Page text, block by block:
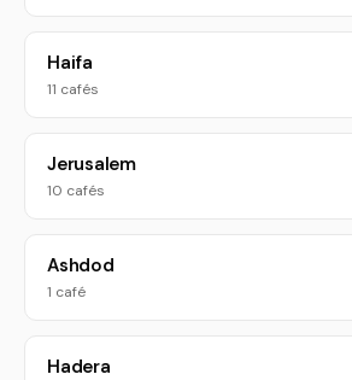
Haifa
11 cafés
Jerusalem
10 cafés
Ashdod
1 café
Hadera